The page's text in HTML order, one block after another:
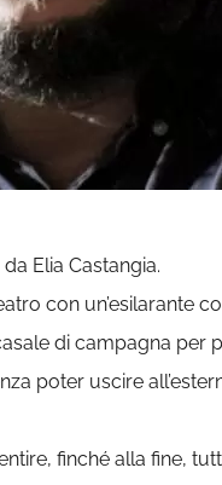
Elia Castangia.
con un’esilarante
di campagna per
poter uscire
finché alla fine,